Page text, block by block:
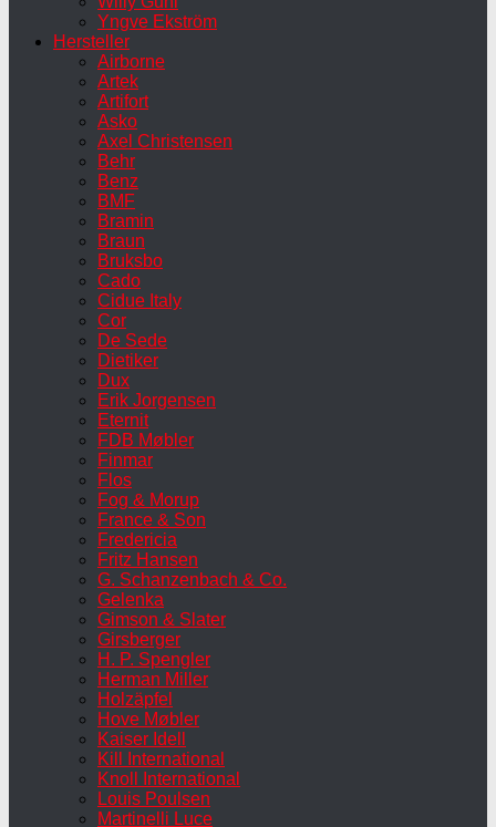
Yngve Ekström
Hersteller
Airborne
Artek
Artifort
Asko
Axel Christensen
Behr
Benz
BMF
Bramin
Braun
Bruksbo
Cado
Cidue Italy
Cor
De Sede
Dietiker
Dux
Erik Jorgensen
Eternit
FDB Møbler
Finmar
Flos
Fog & Morup
France & Son
Fredericia
Fritz Hansen
G. Schanzenbach & Co.
Gelenka
Gimson & Slater
Girsberger
H. P. Spengler
Herman Miller
Holzäpfel
Hove Møbler
Kaiser Idell
Kill International
Knoll International
Louis Poulsen
Martinelli Luce